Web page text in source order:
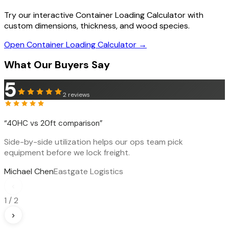
Try our interactive Container Loading Calculator with
custom dimensions, thickness, and wood species.
Open Container Loading Calculator →
What Our Buyers Say
5 2 reviews
“40HC vs 20ft comparison”
Side-by-side utilization helps our ops team pick
equipment before we lock freight.
Michael ChenEastgate Logistics
1 /2
›